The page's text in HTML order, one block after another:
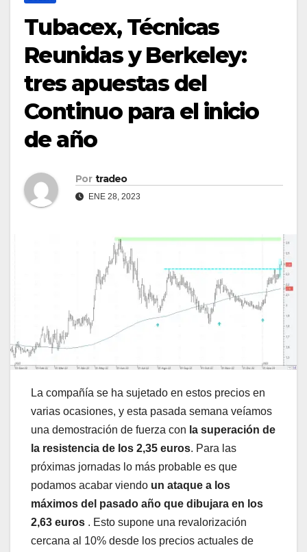
Tubacex, Técnicas
Reunidas y Berkeley:
tres apuestas del
Continuo para el inicio
de año
Por tradeo
ENE 28, 2023
La compañía se ha sujetado en estos precios en
varias ocasiones, y esta pasada semana veíamos
una demostración de fuerza con la superación de
la resistencia de los 2,35 euros. Para las
próximas jornadas lo más probable es que
podamos acabar viendo un ataque a los
máximos del pasado año que dibujara en los
2,63 euros . Esto supone una revalorización
cercana al 10% desde los precios actuales de